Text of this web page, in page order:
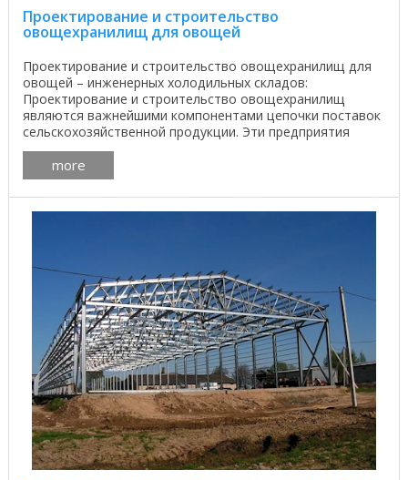
Проектирование и строительство
овощехранилищ для овощей
Проектирование и строительство овощехранилищ для
овощей – инженерных холодильных складов:
Проектирование и строительство овощехранилищ
являются важнейшими компонентами цепочки поставок
сельскохозяйственной продукции. Эти предприятия
служат связующим ...
more